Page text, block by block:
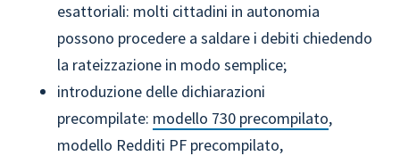
esattoriali: molti cittadini in autonomia
possono procedere a saldare i debiti chiedendo
la rateizzazione in modo semplice;
introduzione delle dichiarazioni
precompilate: modello 730 precompilato,
modello Redditi PF precompilato,